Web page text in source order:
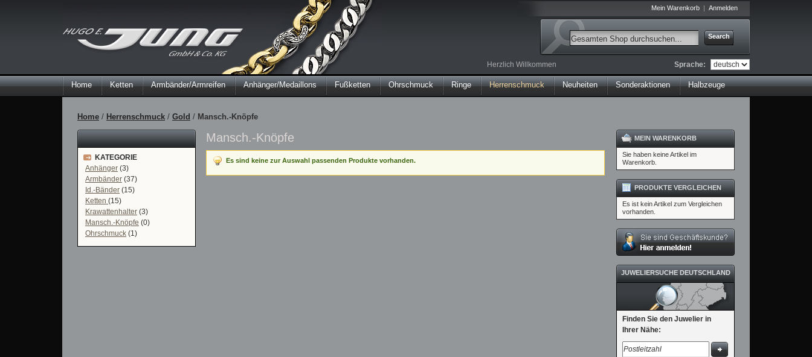
Mein Warenkorb Anmelden
Search
Herzlich Willkommen Sprache:
Home Ketten Armbänder/Armreifen Anhänger/Medaillons Fußketten Ohrschmuck Ringe Herrenschmuck Neuheiten Sonderaktionen Halbzeuge
Home / Herrenschmuck / Gold / Mansch.-Knöpfe
Mansch.-Knöpfe
Es sind keine zur Auswahl passenden Produkte vorhanden.
KATEGORIE
Anhänger (3)
Armbänder (37)
Id.-Bänder (15)
Ketten (15)
Krawattenhalter (3)
Mansch.-Knöpfe (0)
Ohrschmuck (1)
MEIN WARENKORB
Sie haben keine Artikel im
Warenkorb.
PRODUKTE VERGLEICHEN
Es ist kein Artikel zum Vergleichen
vorhanden.
JUWELIERSUCHE DEUTSCHLAND
Finden Sie den Juwelier in
Ihrer Nähe: